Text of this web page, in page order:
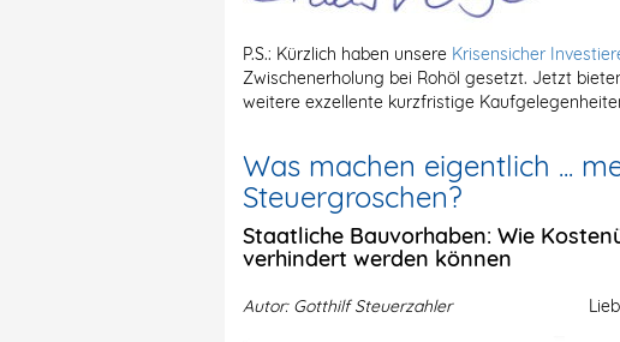
P.S.: Kürzlich haben unsere Krisensicher
Zwischenerholung bei Rohöl gesetzt. Jetzt
weitere exzellente kurzfristige
Was machen eigentlich ...
Steuergroschen?
Staatliche Bauvorhaben: Wie
verhindert werden können
Autor: Gotthilf Steuerzahler